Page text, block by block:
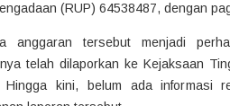
(RUP) 64538487, dengan
anggaran tersebut menjadi
telah dilaporkan ke Kejaksaan
Hingga kini, belum ada informasi